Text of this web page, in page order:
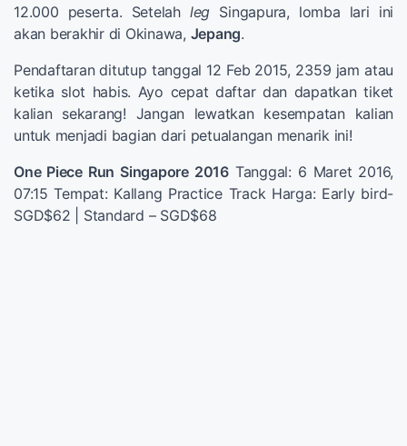
12.000 peserta. Setelah leg Singapura, lomba lari ini
akan berakhir di Okinawa, Jepang.
Pendaftaran ditutup tanggal 12 Feb 2015, 2359 jam atau
ketika slot habis. Ayo cepat daftar dan dapatkan tiket
kalian sekarang! Jangan lewatkan kesempatan kalian
untuk menjadi bagian dari petualangan menarik ini!
One Piece Run Singapore 2016Tanggal: 6 Maret 2016,
07:15 Tempat: Kallang Practice Track Harga: Early bird-
SGD$62 | Standard – SGD$68